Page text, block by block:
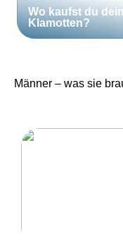
Wo kaufst du
Klamotten?
Männer – was sie